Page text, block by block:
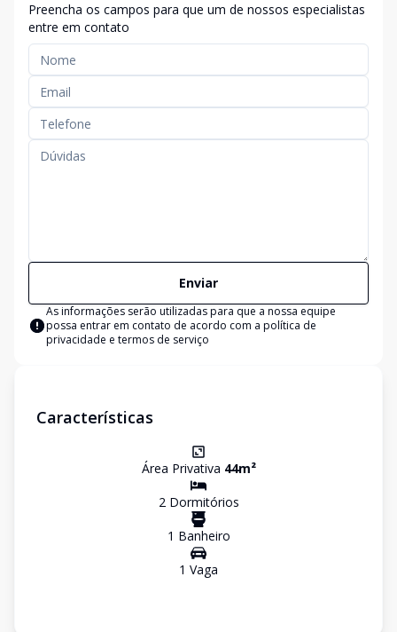
Preencha os campos para que um de nossos especialistas
entre em contato
Enviar
As informações serão utilizadas para que a nossa equipe
possa entrar em contato de acordo com a política de
privacidade e termos de serviço
Características
Área Privativa 44m²
2Dormitórios
1 Banheiro
1 Vaga